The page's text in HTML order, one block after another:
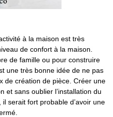
à la maison est très
de confort à la maison.
de famille ou pour construire
une très bonne idée de ne pas
de création de pièce. Créer une
et sans oublier l’installation du
serait fort probable d’avoir une